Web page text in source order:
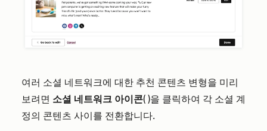
여러 소셜 네트워크에 대한 추천 콘텐츠 변형을 미리
보려면 소셜 네트워크 아이콘( )을 클릭하여 각 소셜 계
정의 콘텐츠 사이를 전환합니다.